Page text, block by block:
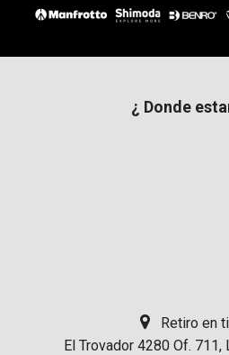
¿ Donde
Retiro en
El Trovador 4280 Of. 711,